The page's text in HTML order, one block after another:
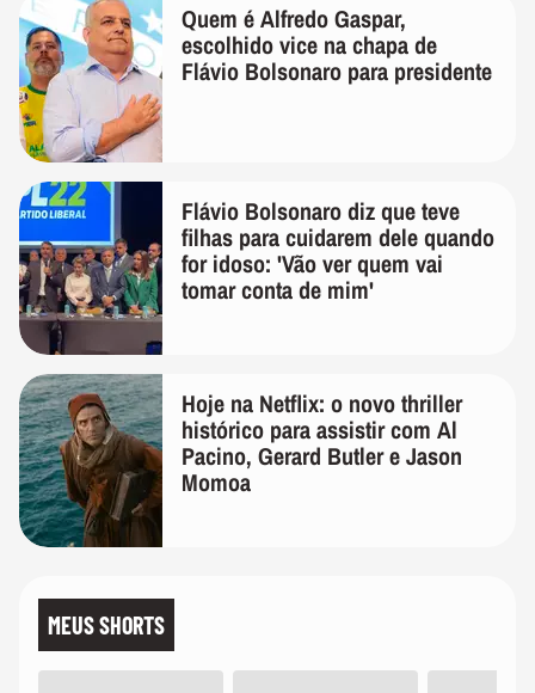
Quem é Alfredo Gaspar,
escolhido vice na chapa de
Flávio Bolsonaro para presidente
Flávio Bolsonaro diz que teve
filhas para cuidarem dele quando
for idoso: 'Vão ver quem vai
tomar conta de mim'
Hoje na Netflix: o novo thriller
histórico para assistir com Al
Pacino, Gerard Butler e Jason
Momoa
MEUS SHORTS